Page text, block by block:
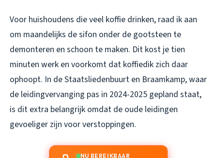
Voor huishoudens die veel koffie drinken, raad ik aan
om maandelijks de sifon onder de gootsteen te
demonteren en schoon te maken. Dit kost je tien
minuten werk en voorkomt dat koffiedik zich daar
ophoopt. In de Staatsliedenbuurt en Braamkamp, waar
de leidingvervanging pas in 2024-2025 gepland staat,
is dit extra belangrijk omdat de oude leidingen
gevoeliger zijn voor verstoppingen.
NU BEREIKBAAR